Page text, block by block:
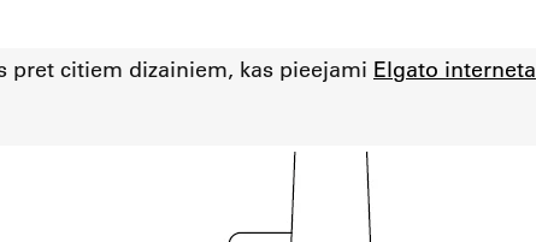
pret citiem dizainiem, kas pieejami Elgato interneta